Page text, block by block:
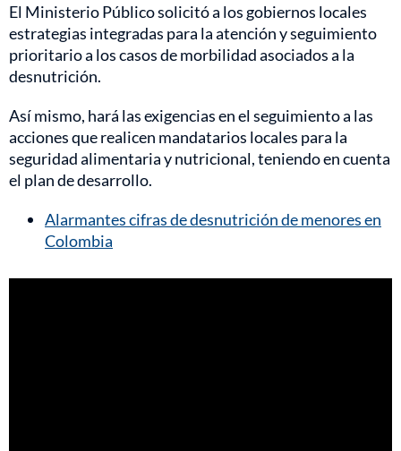
El Ministerio Público solicitó a los gobiernos locales
estrategias integradas para la atención y seguimiento
prioritario a los casos de morbilidad asociados a la
desnutrición.
Así mismo, hará las exigencias en el seguimiento a las
acciones que realicen mandatarios locales para la
seguridad alimentaria y nutricional, teniendo en cuenta
el plan de desarrollo.
Alarmantes cifras de desnutrición de menores en
Colombia